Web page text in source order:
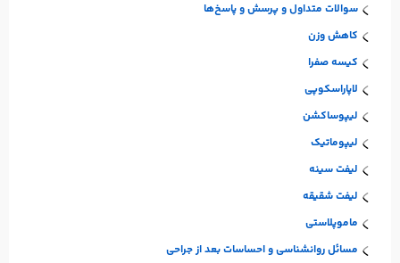
سوالات متداول و پرسش و پاسخ‌ها
کاهش وزن
کیسه صفرا
لاپاراسکوپی
لیپوساکشن
لیپوماتیک
لیفت سینه
لیفت شقیقه
ماموپلاستی
مسائل روانشناسی و احساسات بعد از جراحی